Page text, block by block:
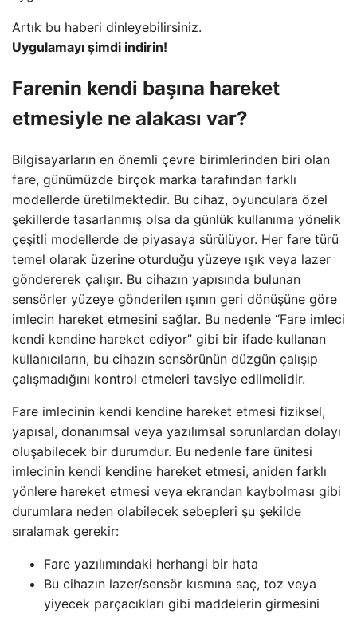
Artık bu haberi dinleyebilirsiniz.
Uygulamayı şimdi indirin!
Farenin kendi başına hareket
etmesiyle ne alakası var?
Bilgisayarların en önemli çevre birimlerinden biri olan
fare, günümüzde birçok marka tarafından farklı
modellerde üretilmektedir. Bu cihaz, oyunculara özel
şekillerde tasarlanmış olsa da günlük kullanıma yönelik
çeşitli modellerde de piyasaya sürülüyor. Her fare türü
temel olarak üzerine oturduğu yüzeye ışık veya lazer
göndererek çalışır. Bu cihazın yapısında bulunan
sensörler yüzeye gönderilen ışının geri dönüşüne göre
imlecin hareket etmesini sağlar. Bu nedenle “Fare imleci
kendi kendine hareket ediyor” gibi bir ifade kullanan
kullanıcıların, bu cihazın sensörünün düzgün çalışıp
çalışmadığını kontrol etmeleri tavsiye edilmelidir.
Fare imlecinin kendi kendine hareket etmesi fiziksel,
yapısal, donanımsal veya yazılımsal sorunlardan dolayı
oluşabilecek bir durumdur. Bu nedenle fare ünitesi
imlecinin kendi kendine hareket etmesi, aniden farklı
yönlere hareket etmesi veya ekrandan kaybolması gibi
durumlara neden olabilecek sebepleri şu şekilde
sıralamak gerekir:
Fare yazılımındaki herhangi bir hata
Bu cihazın lazer/sensör kısmına saç, toz veya
yiyecek parçacıkları gibi maddelerin girmesini